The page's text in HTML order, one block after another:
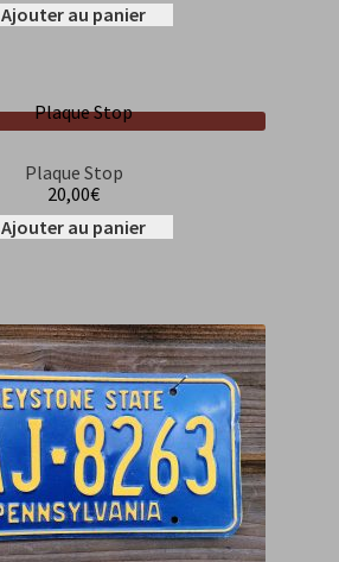
Ajouter au panier
Plaque Stop
20,00€
Ajouter au panier